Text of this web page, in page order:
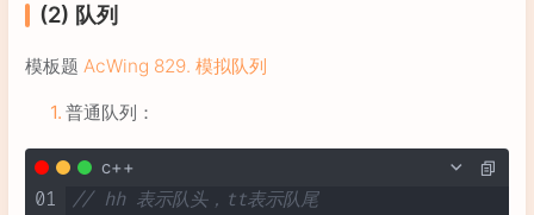
(2) 队列
模板题 AcWing 829. 模拟队列
普通队列：
c++
01
// hh 表示队头，tt表示队尾